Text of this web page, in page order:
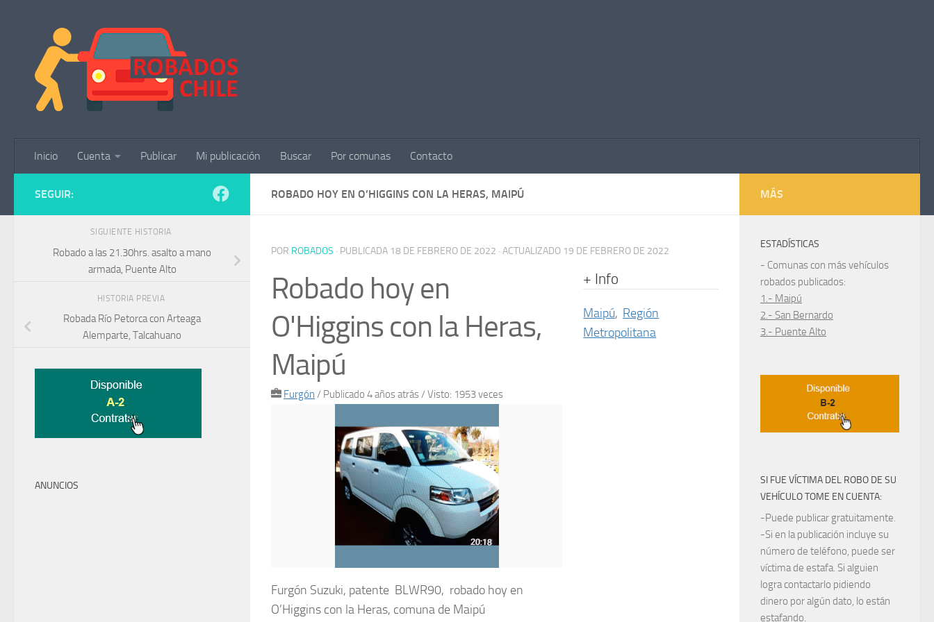
Inicio Cuenta Publicar Mi publicación Buscar Por comunas Contacto
ROBADO HOY EN O’HIGGINS CON LA HERAS, MAIPÚ
POR ROBADOS · PUBLICADA 18 DE FEBRERO DE 2022 · ACTUALIZADO 19 DE FEBRERO DE 2022
Robado hoy en
O'Higgins con la Heras,
Maipú
Furgón / Publicado 4 años atrás/ Visto: 1953 veces
Furgón Suzuki, patente BLWR90, robado hoy en
O’Higgins con la Heras, comuna de Maipú
+ Info
Maipú, Región
Metropolitana
SEGUIR:
SIGUIENTE HISTORIA
Robado a las 21.30hrs. asalto a mano
armada, Puente Alto
HISTORIA PREVIA
Robada Río Petorca con Arteaga
Alemparte, Talcahuano
ANUNCIOS
MÁS
ESTADÍSTICAS
- Comunas con más vehículos
robados publicados:
1.- Maipú
2.- San Bernardo
3.- Puente Alto
SI FUE VÍCTIMA DEL ROBO DE SU
VEHÍCULO TOME EN CUENTA:
-Puede publicar gratuitamente.
-Si en la publicación incluye su
número de teléfono, puede ser
víctima de estafa. Si alguien
logra contactarlo pidiendo
dinero por algún dato, lo están
estafando.